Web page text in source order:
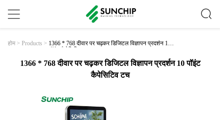
होम > Products > 1366 * 768 दीवार पर चढ़कर डिजिटल विज्ञापन प्रदर्शन 10
पॉइंट कैपेसिटिव टच
1366 * 768 दीवार पर चढ़कर डिजिटल विज्ञापन प्रदर्शन 10 पॉइंट
कैपेसिटिव टच